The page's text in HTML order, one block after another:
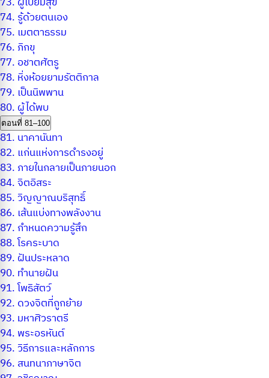
74. รู้ด้วยตนเอง
75. เมตตาธรรม
76. ภิกขุ
77. อชาตศัตรู
78. หิ่งห้อยยามรัตติกาล
79. เป็นนิพพาน
80. ผู้ได้พบ
ตอนที่ 81–100
81. นาคานันทา
82. แก่นแห่งการดำรงอยู่
83. ภายในกลายเป็นภายนอก
84.จิตอิสระ
85.วิญญาณบริสุทธิ์
86. เส้นแบ่งทางพลังงาน
87. กำหนดความรู้สึก
88.โรคระบาด
89. ฝันประหลาด
90. ทำนายฝัน
91.โพธิสัตว์
92. ดวงจิตที่ถูกย้าย
93. มหาศิวราตรี
94. พระอรหันต์
95.วิธีการและหลักการ
96. สนทนาภาษาจิต